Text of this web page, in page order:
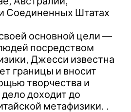
Соединенных Штатах
основной цели —
посредством
Джесси известна
границы и вносит
творчества и
доходит до
метафизики. .